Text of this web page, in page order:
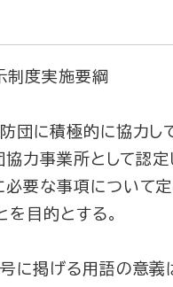
制度実施要綱
団に積極的に協力し
協力事業所として認
要な事項について
目的とする。
に掲げる用語の意義